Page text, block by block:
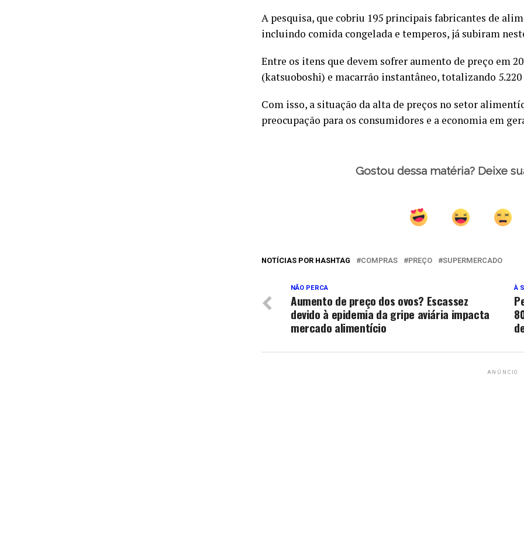
A pesquisa, que cobriu 195 principais fabricantes de
incluindo comida congelada e temperos, já subiram
Entre os itens que devem sofrer aumento de preço em
(katsuoboshi) e macarrão instantâneo, totalizando
Com isso, a situação da alta de preços no setor
preocupação para os consumidores e a economia em
Gostou dessa matéria? Deixe
NOTÍCIAS POR HASHTAG COMPRAS PREÇO SUPERMERCADO
À
NÃO PERCA
Aumento de preço dos ovos? Escassez
devido à epidemia da gripe aviária impacta
mercado alimentício
ANÚNCIO